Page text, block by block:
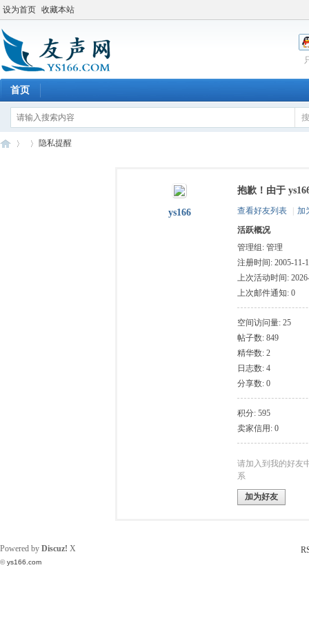
设为首页 收藏本站
首页
隐私提醒
ys166
抱歉！由于
查看好友列表
加
活跃概况
管理组: 管理
注册时间: 2005-11-
上次活动时间:
上次邮件通知: 0
空间访问量: 25
帖子数: 849
精华数: 2
日志数: 4
分享数: 0
积分: 595
卖家信用: 0
请加入到我的好友
系
加为好友
Powered by Discuz! X
©ys166.com